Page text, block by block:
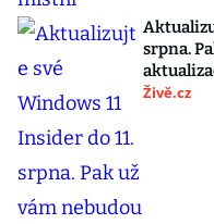
srpna.
Živě.cz